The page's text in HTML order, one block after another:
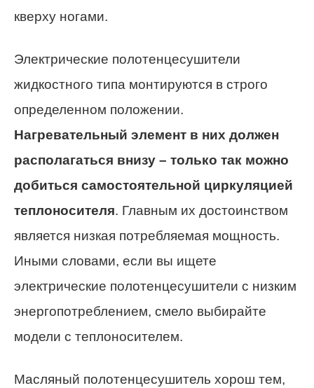
кверху ногами.
Электрические полотенцесушители
жидкостного типа монтируются в строго
определенном положении.
Нагревательный элемент в них должен
располагаться внизу – только так можно
добиться самостоятельной циркуляцией
теплоносителя. Главным их достоинством
является низкая потребляемая мощность.
Иными словами, если вы ищете
электрические полотенцесушители с низким
энергопотреблением, смело выбирайте
модели с теплоносителем.
Масляный полотенцесушитель хорош тем,